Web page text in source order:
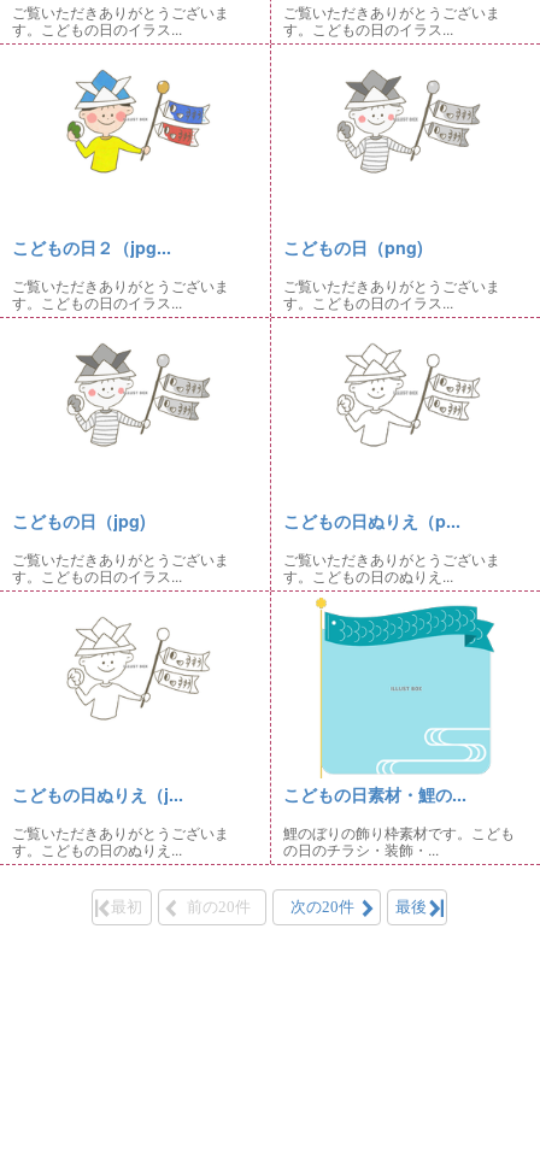
ご覧いただきありがとうございま
す。こどもの日のイラス...
ご覧いただきありがとうございま
す。こどもの日のイラス...
こどもの日２（jpg...
ご覧いただきありがとうございま
す。こどもの日のイラス...
こどもの日（png)
ご覧いただきありがとうございま
す。こどもの日のイラス...
こどもの日（jpg)
ご覧いただきありがとうございま
す。こどもの日のイラス...
こどもの日ぬりえ（p...
ご覧いただきありがとうございま
す。こどもの日のぬりえ...
こどもの日ぬりえ（j...
ご覧いただきありがとうございま
す。こどもの日のぬりえ...
こどもの日素材・鯉の...
鯉のぼりの飾り枠素材です。こども
の日のチラシ・装飾・...
最初 前の20件 次の20件 最後